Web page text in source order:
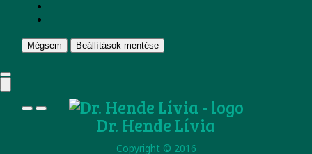
Mégsem Beállítások mentése
Dr. Hende Lívia
Copyright © 2016